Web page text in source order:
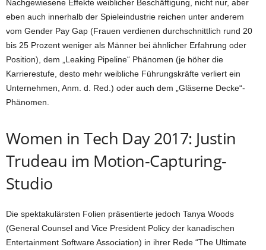
Nachgewiesene Effekte weiblicher Beschäftigung, nicht nur, aber
eben auch innerhalb der Spieleindustrie reichen unter anderem
vom Gender Pay Gap (Frauen verdienen durchschnittlich rund 20
bis 25 Prozent weniger als Männer bei ähnlicher Erfahrung oder
Position), dem „Leaking Pipeline“ Phänomen (je höher die
Karrierestufe, desto mehr weibliche Führungskräfte verliert ein
Unternehmen, Anm. d. Red.) oder auch dem „Gläserne Decke“-
Phänomen.
Women in Tech Day 2017: Justin
Trudeau im Motion-Capturing-
Studio
Die spektakulärsten Folien präsentierte jedoch Tanya Woods
(General Counsel and Vice President Policy der kanadischen
Entertainment Software Association) in ihrer Rede “The Ultimate